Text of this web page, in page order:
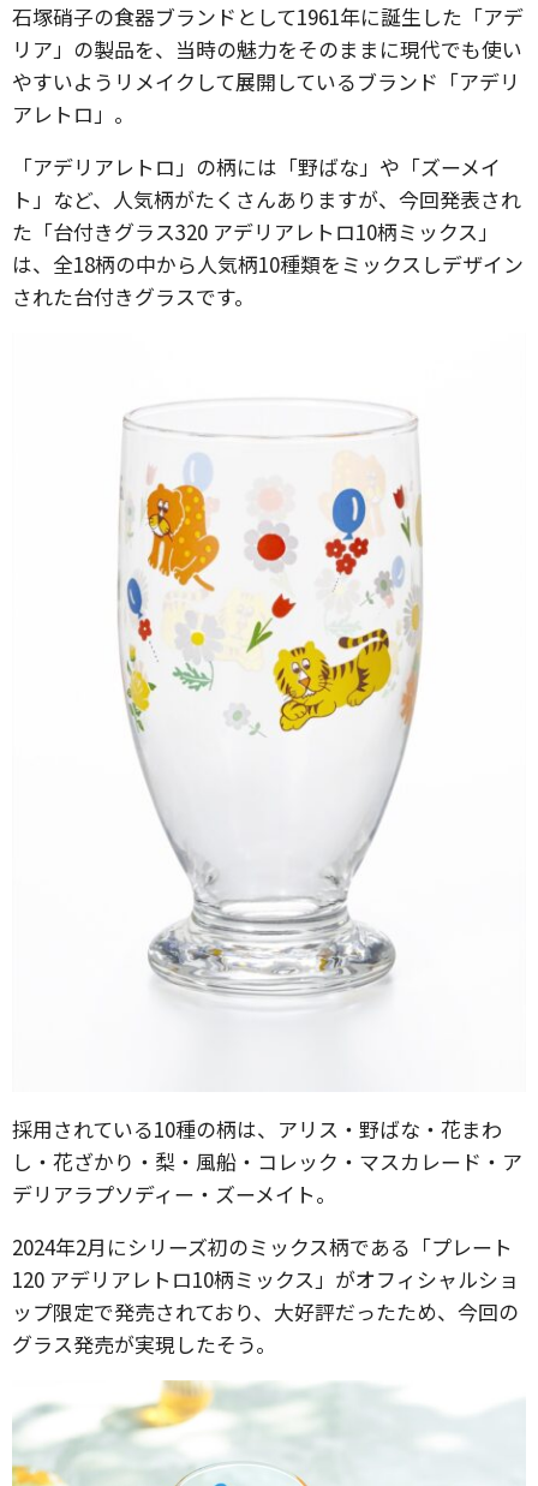
石塚硝子の食器ブランドとして1961年に誕生した「アデ
リア」の製品を、当時の魅力をそのままに現代でも使い
やすいようリメイクして展開しているブランド「アデリ
アレトロ」。
「アデリアレトロ」の柄には「野ばな」や「ズーメイ
ト」など、人気柄がたくさんありますが、今回発表され
た「台付きグラス320 アデリアレトロ10柄ミックス」
は、全18柄の中から人気柄10種類をミックスしデザイン
された台付きグラスです。
採用されている10種の柄は、アリス・野ばな・花まわ
し・花ざかり・梨・風船・コレック・マスカレード・ア
デリアラプソディー・ズーメイト。
2024年2月にシリーズ初のミックス柄である「プレート
120 アデリアレトロ10柄ミックス」がオフィシャルショ
ップ限定で発売されており、大好評だったため、今回の
グラス発売が実現したそう。